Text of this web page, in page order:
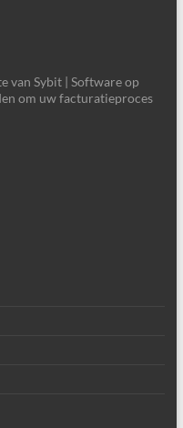
van Sybit | Software op
om uw facturatieproces